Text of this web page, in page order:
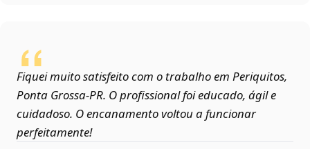
Fiquei muito satisfeito com o trabalho em Periquitos,
Ponta Grossa‑PR. O profissional foi educado, ágil e
cuidadoso. O encanamento voltou a funcionar
perfeitamente!